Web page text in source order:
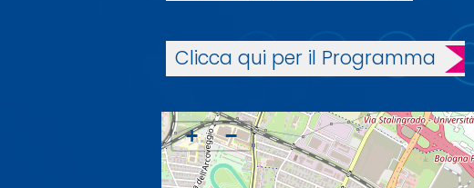
Clicca qui per il Programma
+ −